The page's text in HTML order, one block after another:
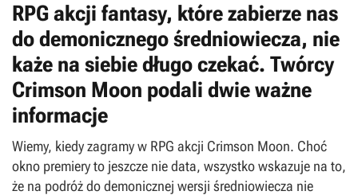
RPG akcji fantasy, które zabierze nas
do demonicznego średniowiecza, nie
każe na siebie długo czekać. Twórcy
Crimson Moon podali dwie ważne
informacje
Wiemy, kiedy zagramy w RPG akcji Crimson Moon. Choć
okno premiery to jeszcze nie data, wszystko wskazuje na to,
że na podróż do demonicznej wersji średniowiecza nie